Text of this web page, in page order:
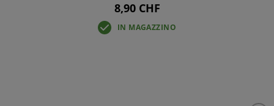
8,90 CHF
IN MAGAZZINO